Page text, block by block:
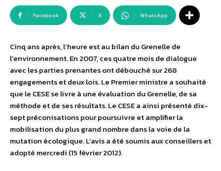
Facebook X WhatsApp
Cinq ans après, l’heure est au bilan du Grenelle de
l’environnement. En 2007, ces quatre mois de dialogue
avec les parties prenantes ont débouché sur 268
engagements et deux lois. Le Premier ministre a souhaité
que le CESE se livre à une évaluation du Grenelle, de sa
méthode et de ses résultats. Le CESE a ainsi présenté dix-
sept préconisations pour poursuivre et amplifier la
mobilisation du plus grand nombre dans la voie de la
mutation écologique. L’avis a été soumis aux conseillers et
adopté mercredi (15 février 2012).